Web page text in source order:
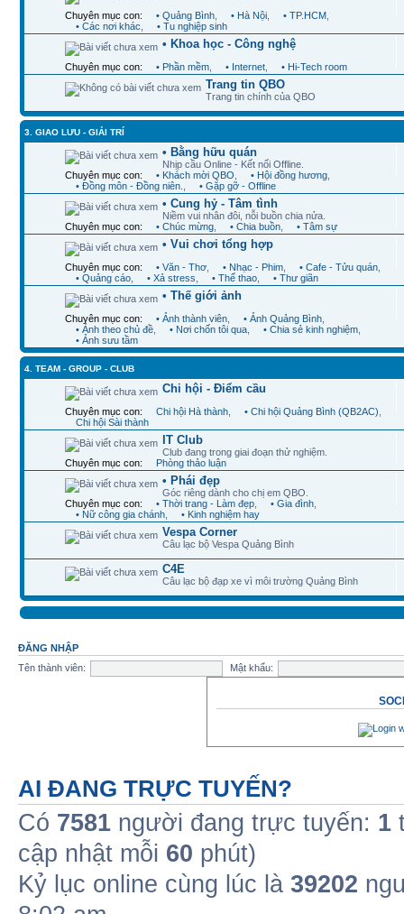
Chuyên mục con: • Quảng Bình • Hà Nội • TP.HCM
• Các nơi khác
• Tu nghiệp sinh
• Khoa học - Công nghệ
Chuyên mục con: • Phần mềm • Internet • Hi-Tech room
Trang tin QBO
Trang tin chính của QBO
3. GIAO LƯU - GIẢI TRÍ
• Bằng hữu quán
Nhịp cầu Online - Kết nối Offline.
Chuyên mục con:
• Khách mời QBO • Hội đồng hương
• Đồng môn - Đồng niên.
• Gặp gỡ - Offline
• Cung hỷ - Tâm tình
Niềm vui nhân đôi, nỗi buồn chia nửa.
Chuyên mục con:
• Chúc mừng • Chia buồn • Tâm sự
• Vui chơi tổng hợp
Chuyên mục con: • Văn - Thơ • Nhạc - Phim • Cafe - Tửu quán
• Quảng cáo
• Xả stress • Thể thao • Thư giãn
• Thế giới ảnh
Chuyên mục con: • Ảnh thành viên • Ảnh Quảng Bình
• Ảnh theo chủ đề
• Nơi chốn tôi qua • Chia sẻ kinh nghiệm
• Ảnh sưu tầm
4. TEAM - GROUP - CLUB
Chi hội - Điểm cầu
Chuyên mục con: Chi hội Hà thành • Chi hội Quảng Bình (QB2AC)
Chi hội Sài thành
IT Club
Club đang trong giai đoạn thử nghiệm.
Chuyên mục con:
Phòng thảo luận
• Phái đẹp
Góc riêng dành cho chị em QBO.
Chuyên mục con:
• Thời trang - Làm đẹp • Gia đình
• Nữ công gia chánh
• Kinh nghiệm hay
Vespa Corner
Câu lạc bộ Vespa Quảng Bình
C4E
Câu lạc bộ đạp xe vì môi trường Quảng Bình
ĐĂNG NHẬP
Tên thành viên:
Mật khẩu:
AI ĐANG TRỰC TUYẾN?
Có 7581 người đang trực tuyến: 1
cập nhật mỗi 60 phút)
Kỷ lục online cùng lúc là 39202